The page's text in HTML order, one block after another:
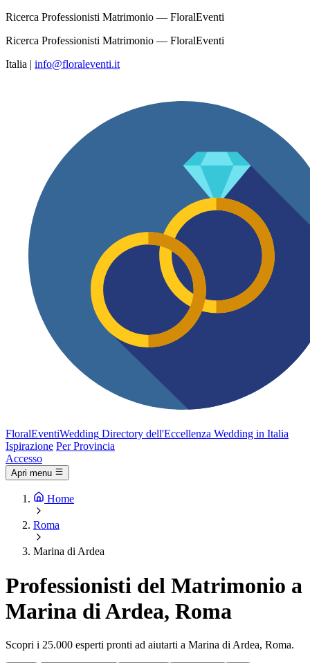
Ricerca Professionisti Matrimonio — FloralEventi
Ricerca Professionisti Matrimonio — FloralEventi
Italia | info@floraleventi.it
FloralEventiWedding Directory dell'Eccellenza Wedding in Italia
Ispirazione Per Provincia
Accesso
Apri menu
Home
Roma
Marina di Ardea
Professionisti del Matrimonio a
Marina di Ardea, Roma
Scopri i 25.000 esperti pronti ad aiutarti a Marina di Ardea, Roma.